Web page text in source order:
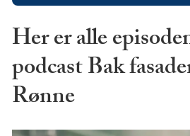
Her er alle
podcast Bak
Rønne